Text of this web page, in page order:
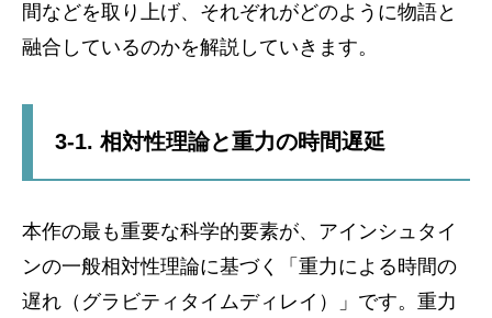
間などを取り上げ、それぞれがどのように物語と
融合しているのかを解説していきます。
3-1. 相対性理論と重力の時間遅延
本作の最も重要な科学的要素が、アインシュタイ
ンの一般相対性理論に基づく「重力による時間の
遅れ（グラビティタイムディレイ）」です。重力